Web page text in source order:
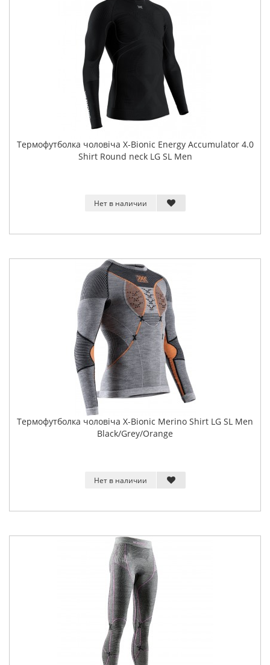
Термофутболка чоловіча X-Bionic Energy Accumulator 4.0
Shirt Round neck LG SL Men
Нет в наличии
Термофутболка чоловіча X-Bionic Merino Shirt LG SL Men
Black/Grey/Orange
Нет в наличии